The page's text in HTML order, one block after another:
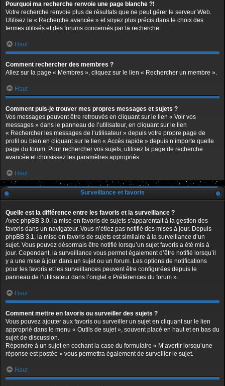
Pourquoi ma recherche renvoie une page blanche ?!
Votre recherche renvoie plus de résultats que ne peut gérer le serveur Web.
Utilisez la « Recherche avancée » et soyez plus précis dans le choix des
termes utilisés et des forums concernés par la recherche.
Haut
Comment rechercher des membres ?
Allez sur la page « Membres », cliquez sur le lien « Rechercher un membre ».
Haut
Comment puis-je trouver mes propres messages et sujets ?
Vos messages peuvent être retrouvés en cliquant sur le lien « Voir vos
messages » dans le panneau de l’utilisateur, en cliquant sur le lien
« Rechercher les messages de l’utilisateur » depuis votre propre page de
profil ou bien en cliquant sur le lien « Accès rapide » depuis n’importe quelle
page du forum. Pour rechercher vos sujets, utilisez la page de recherche
avancée et choisissez les paramètres appropriés.
Haut
Surveillance et favoris
Quelle est la différence entre les favoris et la surveillance ?
Avec phpBB 3.0, la mise en favoris de sujets s’apparentait à la gestion des
favoris dans un navigateur. Vous n’étiez pas notifié des mises à jour. Depuis
phpBB 3.1, la mise en favoris de sujets est similaire à la surveillance d’un
sujet. Vous pouvez désormais être notifié lorsqu’un sujet favoris a été mis à
jour. Cependant, la surveillance vous permet également d’être notifié lorsqu’il
y a une mise à jour dans un sujet ou un forum. Les options de notifications
pour les favoris et les surveillances peuvent être configurées depuis le
panneau de l’utilisateur dans l’onglet « Préférences du forum ».
Haut
Comment mettre en favoris ou surveiller des sujets ?
Vous pouvez ajouter aux favoris ou surveiller un sujet en cliquant sur le lien
approprié dans le menu « Outils de sujet », souvent placé en haut et en bas du
sujet de discussion.
Répondre à un sujet en cochant la case du formulaire « M’avertir lorsqu’une
réponse est postée » vous permettra également de surveiller le sujet.
Haut